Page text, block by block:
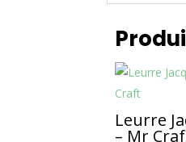
Leurre
– Mr